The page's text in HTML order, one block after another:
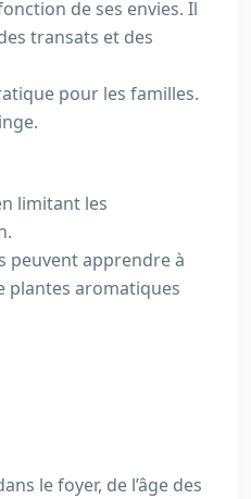
de ses envies. Il
transats et des
pour les familles.
limitant les
peuvent apprendre à
plantes aromatiques
le foyer, de l’âge des